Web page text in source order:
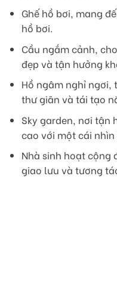
Ghế hồ bơi, mang
hồ bơi.
Cầu ngắm cảnh,
đẹp và tận hưởng
Hồ ngâm nghỉ ngơi,
thư giãn và tái tạo
Sky garden, nơi tận
cao với một cái
Nhà sinh hoạt cộng
giao lưu và tương